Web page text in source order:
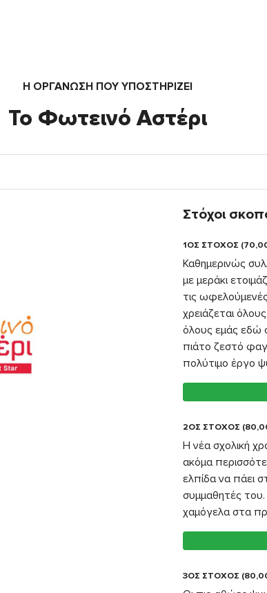
Η ΟΡΓΆΝΩΣΗ ΠΟΥ ΥΠΟΣΤΗΡΙΖΕΙ
Το Φωτεινό Αστέρι
Στόχοι
1ΟΣ ΣΤΟΧΟΣ
Καθημερινώς
με μεράκι
τις
χρειάζεται
όλους εμάς εδώ
πιάτο ζεστό
πολύτιμο έργο
2ΟΣ ΣΤΟΧΟΣ
Η νέα σχολική
ακόμα
ελπίδα να πάει
συμμαθητές του.
χαμόγελα στα
3ΟΣ ΣΤΟΧΟΣ